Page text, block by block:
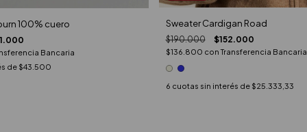
100% cuero
Bancaria
de $43.500
Sweater Cardigan Road
$190.000 $152.000
$136.800 conTransferencia Bancaria
6 cuotas sin interés de $25.333,33